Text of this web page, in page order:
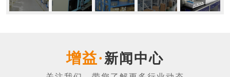
新闻中心